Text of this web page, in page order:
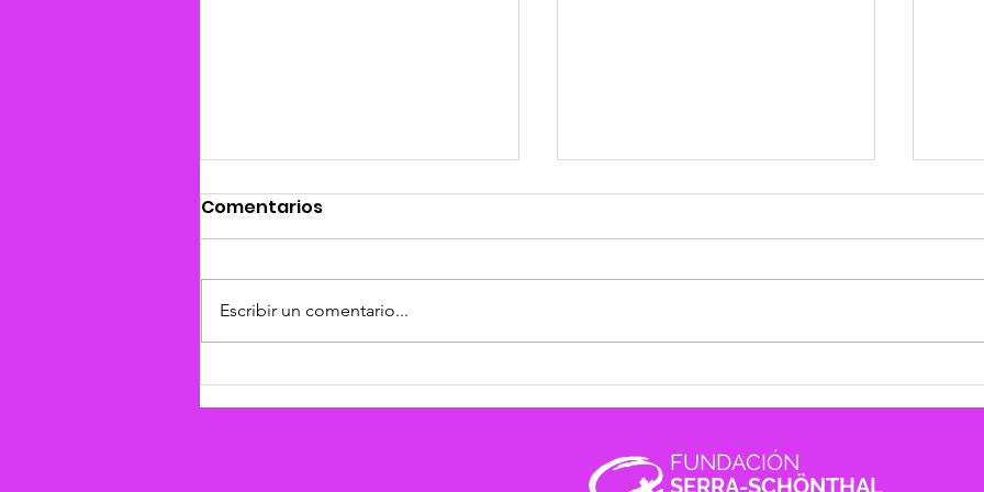
Mundial 2026: la otra
cara del deporte, los
Disponible la Memoria de
actividades del año 2025
los
Comentarios
Escribir un comentario...
SERRA-SCHÖNTHAL
FUNDACIÓN